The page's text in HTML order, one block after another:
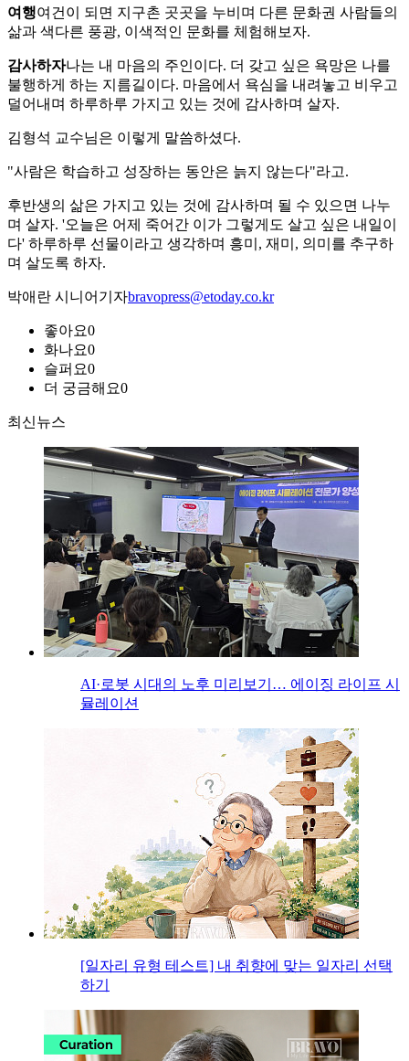
여행여건이 되면 지구촌 곳곳을 누비며 다른 문화권 사람들의
삶과 색다른 풍광, 이색적인 문화를 체험해보자.
감사하자나는 내 마음의 주인이다. 더 갖고 싶은 욕망은 나를
불행하게 하는 지름길이다. 마음에서 욕심을 내려놓고 비우고
덜어내며 하루하루 가지고 있는 것에 감사하며 살자.
김형석 교수님은 이렇게 말씀하셨다.
"사람은 학습하고 성장하는 동안은 늙지 않는다"라고.
후반생의 삶은 가지고 있는 것에 감사하며 될 수 있으면 나누
며 살자. '오늘은 어제 죽어간 이가 그렇게도 살고 싶은 내일이
다' 하루하루 선물이라고 생각하며 흥미, 재미, 의미를 추구하
며 살도록 하자.
박애란 시니어기자bravopress@etoday.co.kr
좋아요0
화나요0
슬퍼요0
더 궁금해요0
최신뉴스
AI·로봇 시대의 노후 미리보기… 에이징 라이프 시
뮬레이션
[일자리 유형 테스트] 내 취향에 맞는 일자리 선택
하기